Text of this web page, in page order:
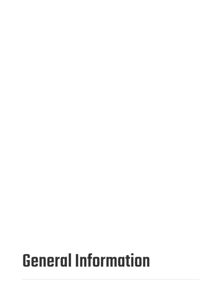
General Information